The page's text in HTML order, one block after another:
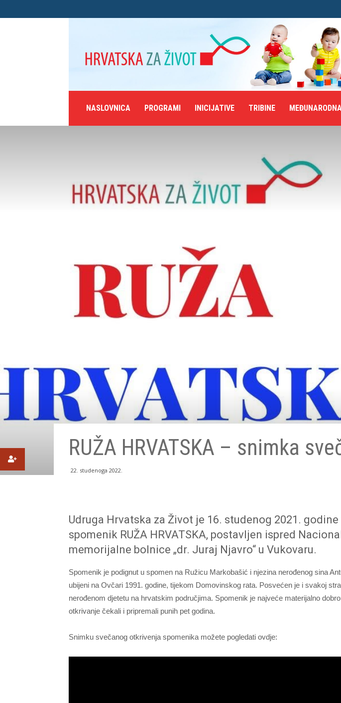
NASLOVNICA PROGRAMI INICIJATIVE TRIBINE
RUŽA HRVATSKA – snimka
22. studenoga 2022.
Udruga Hrvatska za Život je 16. studenog 2021.
spomenik RUŽA HRVATSKA, postavljen ispred
memorijalne bolnice „dr. Juraj Njavro“ u Vukovaru.
Spomenik je podignut u spomen na Ružicu Markobašić i njezina nerođenog sina
ubijeni na Ovčari 1991. godine, tijekom Domovinskog rata. Posvećen je i svakoj
nerođenom djetetu na hrvatskim područjima. Spomenik je najveće materijalno
otkrivanje čekali i pripremali punih pet godina.
Snimku svečanog otkrivenja spomenika možete pogledati ovdje: